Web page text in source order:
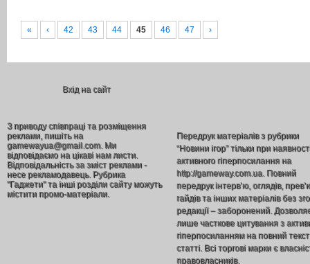
« ‹ 42 43 44 45 46 47 ›
Вхід на сайт
З приводу співпраці та розміщення
реклами, пишіть на
gamewayua@gmail.com. Ми
відповідаємо на цікаві нам листи.
Відповідальність за зміст реклами -
несе рекламодавець. Рубрика
"Гаджети" та інші розділи сайту можуть
містити промо-матеріали.
Передрук матеріалів з рубрики
“Новини ігор” тільки при
активного гіперпосилання на
http://gameway.com.ua. Повний
передрук інтерв’ю, оглядів,
гайдів та інших матеріалів без
редакції – заборонений.
лише часткове цитування з
гіперпосиланням на повний текст
статті. Всі торгові марки є
правовласників.